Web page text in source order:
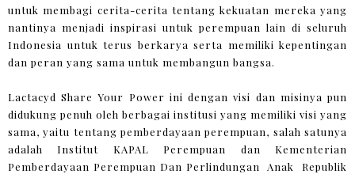
untuk membagi cerita-cerita tentang kekuatan mereka yang
nantinya menjadi inspirasi untuk perempuan lain di seluruh
Indonesia untuk terus berkarya serta memiliki kepentingan
dan peran yang sama untuk membangun bangsa.
Lactacyd Share Your Power ini dengan visi dan misinya pun
didukung penuh oleh berbagai institusi yang memiliki visi yang
sama, yaitu tentang pemberdayaan perempuan, salah satunya
adalah Institut KAPAL Perempuan dan Kementerian
Pemberdayaan Perempuan Dan Perlindungan Anak Republik